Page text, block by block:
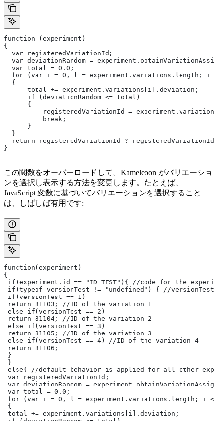
function (experiment)
{
  var registeredVariationId;
var deviationRandom =
  var total = 0.0;
for (var i = 0, l = experiment.variations.length; i
  {
      total += experiment.variations[i].deviation;
      if (deviationRandom <= total)
      {
registeredVariationId =
          break;
      }
  }
return registeredVariationId ? registeredVariationId
}
この関数をオーバーロードして、Kameleoon がバリエーショ
ンを選択し表示する方法を変更します。たとえば、
JavaScript 変数に基づいてバリエーションを選択すること
は、しばしば有用です:
function(experiment)
{
if(experiment.id == "ID TEST"){ //code for the
if(typeof versionTest != "undefined") { //versionTest
if(versionTest == 1)
return 81103; //ID of the variation 1
else if(versionTest == 2)
return 81104; //ID of the variation 2
else if(versionTest == 3)
return 81105; //ID of the variation 3
else if(versionTest == 4) //ID of the variation 4
return 81106;
}
}
else{ //default behavior is applied for all other
var registeredVariationId;
var deviationRandom =
var total = 0.0;
for (var i = 0, l = experiment.variations.length; i
{
total += experiment.variations[i].deviation;